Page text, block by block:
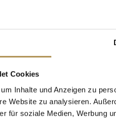
Cookies
Inhalte und Anzeigen zu
Website zu analysieren.
für soziale Medien, Werbung